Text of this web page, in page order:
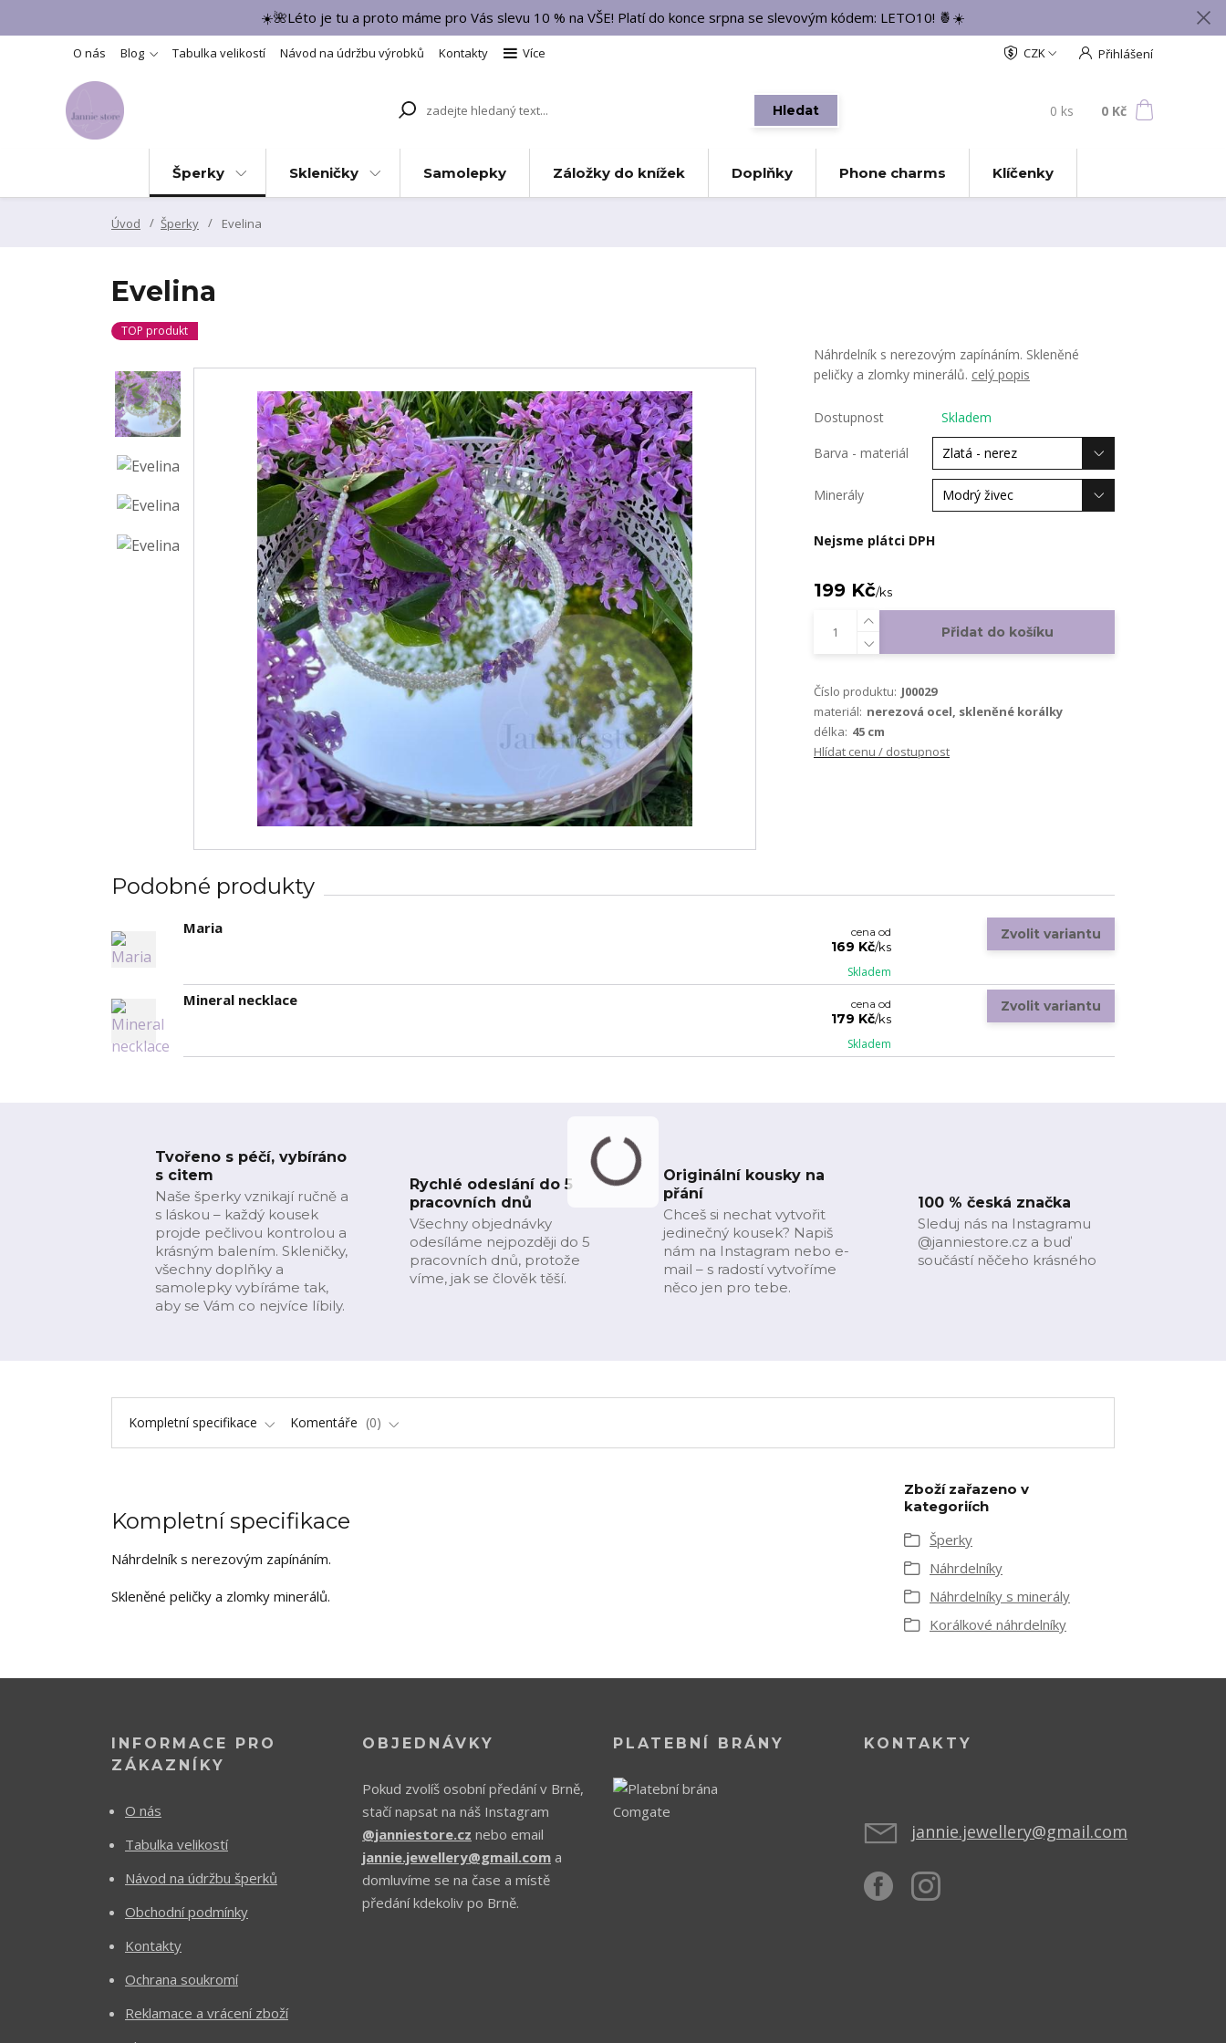
☀️🌺Léto je tu a proto máme pro Vás slevu 10 % na VŠE! Platí do konce srpna se slevovým kódem: LETO10! 🍍☀️
O nás Blog Tabulka velikostí Návod na údržbu výrobků Kontakty Více CZK Přihlášení
Hledat 0 ks 0 Kč
Šperky Skleničky Samolepky Záložky do knížek Doplňky Phone charms Klíčenky
Úvod Šperky Evelina
Evelina
TOP produkt
Náhrdelník s nerezovým zapínáním. Skleněné
peličky a zlomky minerálů. celý popis
Dostupnost Skladem
Barva - materiál
Minerály
Nejsme plátci DPH
199 Kč/ks
Přidat do košíku
Číslo produktu: J00029
materiál: nerezová ocel, skleněné korálky
délka: 45 cm
Hlídat cenu / dostupnost
Podobné produkty
Maria cena od
169 Kč/ks
Skladem
Zvolit variantu
Mineral necklace cena od
179 Kč/ks
Skladem
Zvolit variantu
Tvořeno s péčí, vybíráno
s citem
Naše šperky vznikají ručně a
s láskou – každý kousek
projde pečlivou kontrolou a
krásným balením. Skleničky,
všechny doplňky a
samolepky vybíráme tak,
aby se Vám co nejvíce líbily.
Rychlé odeslání do 5
pracovních dnů
Všechny objednávky
odesíláme nejpozději do 5
pracovních dnů, protože
víme, jak se člověk těší.
Originální kousky na
přání
Chceš si nechat vytvořit
jedinečný kousek? Napiš
nám na Instagram nebo e-
mail – s radostí vytvoříme
něco jen pro tebe.
100 % česká značka
Sleduj nás na Instagramu
@janniestore.cz a buď
součástí něčeho krásného
Kompletní specifikace Komentáře 0
Kompletní specifikace
Náhrdelník s nerezovým zapínáním.
Skleněné peličky a zlomky minerálů.
Zboží zařazeno v
kategoriích
Šperky
Náhrdelníky
Náhrdelníky s minerály
Korálkové náhrdelníky
INFORMACE PRO
ZÁKAZNÍKY
O nás
Tabulka velikostí
Návod na údržbu šperků
Obchodní podmínky
Kontakty
Ochrana soukromí
Reklamace a vrácení zboží
OBJEDNÁVKY
Pokud zvolíš osobní předání v Brně,
stačí napsat na náš Instagram
@janniestore.cz nebo email
jannie.jewellery@gmail.com a
domluvíme se na čase a místě
předání kdekoliv po Brně.
PLATEBNÍ BRÁNY KONTAKTY
jannie.jewellery@gmail.com